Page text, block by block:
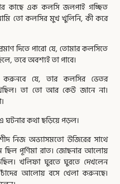
এক কলসি জলপাই গচ্ছিত
তো কলসির মুখ খুলিনি, কী করে
দিতে পারো যে, তোমার কলসিতে
তবে অবশ্যই তা পাবে।
করুনবে যে, তার কলসির ভেতর
তা তো আর কেউ জানে না।
এ ঘটনার কথা ছড়িয়ে পড়ল।
নিজ অভ্যাসমতো উজিরের সাথে
ছিল পূর্ণিমা রাত। জোছনার আলোয়
খলিফা ঘুরতে ঘুরতে দেখলেন
আলোয় বসে খেলা করুনছে।